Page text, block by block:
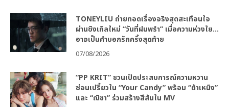
TONEYLIU ถ่ายทอดเรื่องจริงสุดสะเทือนใจ
ผ่านซิงเกิลใหม่ “วันที่ฝนพรำ” เมื่อความห่วงใย…
อาจเป็นคำบอกรักครั้งสุดท้าย
07/08/2026
“PP KRIT” ชวนเปิดประสบการณ์ความหวาน
ซ่อนเปรี้ยวใน “Your Candy” พร้อม “ต้าเหนิง”
และ “ณิชา” ร่วมสร้างสีสันใน MV